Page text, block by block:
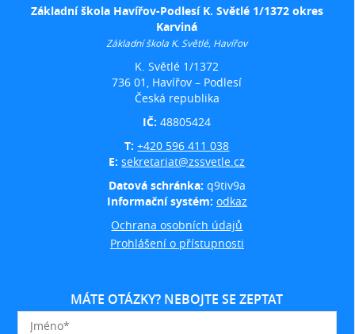
Základní škola Havířov-Podlesí K. Světlé 1/1372 okres
Karviná
Základní škola K. Světlé, Havířov
K. Světlé 1/1372
736 01, Havířov – Podlesí
Česká republika
IČ:48805424
T:+420 596 411 038
E:sekretariat@zssvetle.cz
Datová schránka: q9tiv9a
Informační systém: odkaz
Ochrana osobních údajů
Prohlášení o přístupnosti
MÁTE OTÁZKY? NEBOJTE SE ZEPTAT